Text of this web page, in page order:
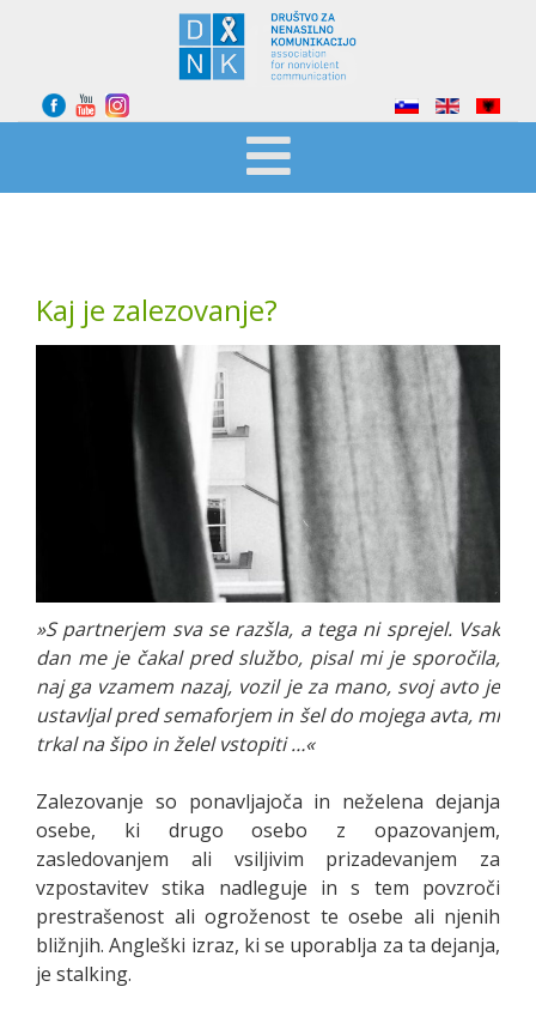
Odaberite svoj jezik
Kaj je zalezovanje?
»S partnerjem sva se razšla, a tega ni sprejel. Vsak
dan me je čakal pred službo, pisal mi je sporočila,
naj ga vzamem nazaj, vozil je za mano, svoj avto je
ustavljal pred semaforjem in šel do mojega avta, mi
trkal na šipo in želel vstopiti …«
Zalezovanje so ponavljajoča in neželena dejanja
osebe, ki drugo osebo z opazovanjem,
zasledovanjem ali vsiljivim prizadevanjem za
vzpostavitev stika nadleguje in s tem povzroči
prestrašenost ali ogroženost te osebe ali njenih
bližnjih. Angleški izraz, ki se uporablja za ta dejanja,
je stalking.